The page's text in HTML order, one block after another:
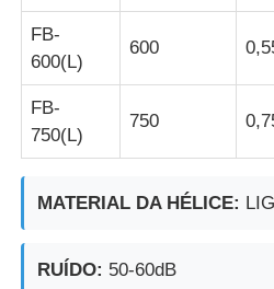
FB-
600(L)
600
FB-
750(L)
750
MATERIAL DA HÉLICE:
RUÍDO: 50-60dB